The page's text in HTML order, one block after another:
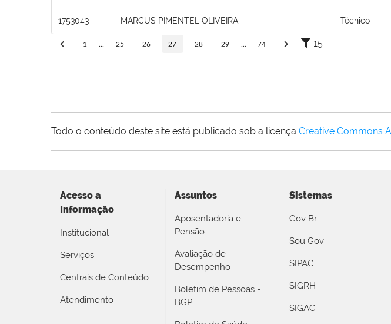
1753043 MARCUS PIMENTEL OLIVEIRA Técnico
1 25 26 27 28 29 74 15
Todo o conteúdo deste site está publicado sob a licença Creative Commons
Acesso a
Informação
Institucional
Serviços
Centrais de Conteúdo
Atendimento
Assuntos
Aposentadoria e
Pensão
Avaliação de
Desempenho
Boletim de Pessoas -
BGP
Sistemas
Gov Br
Sou Gov
SIPAC
SIGRH
SIGAC